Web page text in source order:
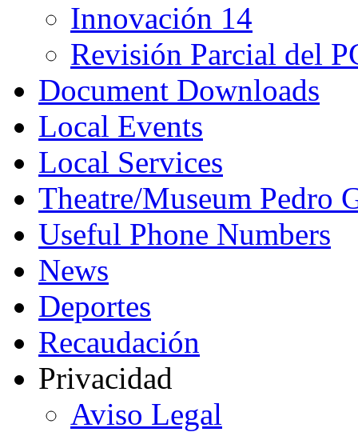
Innovación 14
Revisión Parcial del
Document Downloads
Local Events
Local Services
Theatre/Museum Pedro
Useful Phone Numbers
News
Deportes
Recaudación
Privacidad
Aviso Legal